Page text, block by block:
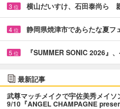
3 位 横山だいすけ、石田泰尚ら
4 位 静岡県焼津市であらたな夏
5 位 『SUMMER SONIC 2026』
最新記事
武尊マッチメイクで宇佐美秀メイソ
9/10『ANGEL CHAMPAGNE